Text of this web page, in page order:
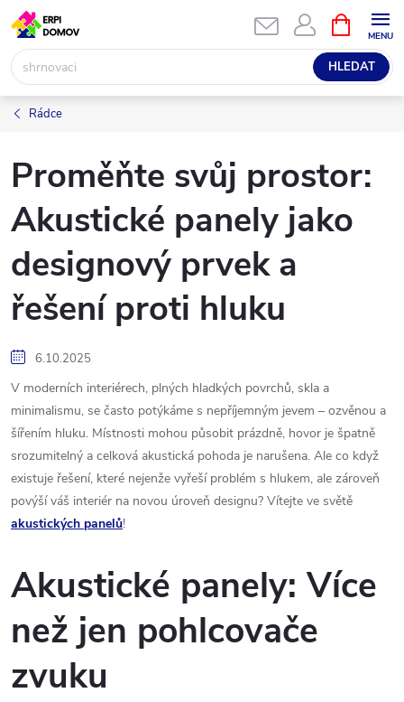
Přejít
na
obsah
HLEDAT
NÁKUPNÍ
KOŠÍK
Rádce
Proměňte svůj prostor:
Akustické panely jako
designový prvek a
řešení proti hluku
6.10.2025
V moderních interiérech, plných hladkých povrchů, skla a
minimalismu, se často potýkáme s nepříjemným jevem – ozvěnou a
šířením hluku. Místnosti mohou působit prázdně, hovor je špatně
srozumitelný a celková akustická pohoda je narušena. Ale co když
existuje řešení, které nejenže vyřeší problém s hlukem, ale zároveň
povýší váš interiér na novou úroveň designu? Vítejte ve světě
akustických panelů!
Akustické panely: Více
než jen pohlcovače
zvuku